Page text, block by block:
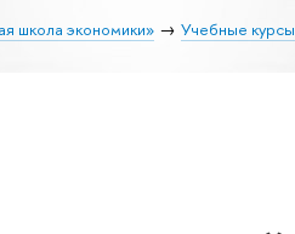
школа экономики» Учебные курсы